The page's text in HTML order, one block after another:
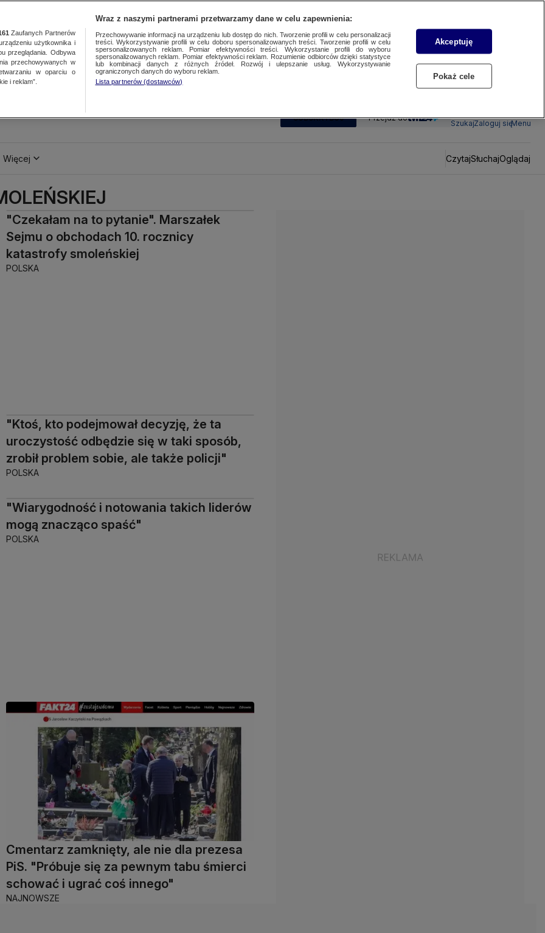
SUBSKRYBUJ Przejdź do
SzukajZaloguj sięMenu
Więcej CzytajSłuchajOglądaj
"Czekałam na to pytanie". Marszałek
Sejmu o obchodach 10. rocznicy
katastrofy smoleńskiej
POLSKA
"Ktoś, kto podejmował decyzję, że ta
uroczystość odbędzie się w taki sposób,
zrobił problem sobie, ale także policji"
POLSKA
"Wiarygodność i notowania takich liderów
mogą znacząco spaść"
POLSKA
Cmentarz zamknięty, ale nie dla prezesa
PiS. "Próbuje się za pewnym tabu śmierci
schować i ugrać coś innego"
NAJNOWSZE
Zaufanych Partnerów
użytkownika i
przeglądania. Odbywa
przechowywanych w
w oparciu o
i reklam”.
Wraz z naszymi partnerami przetwarzamy dane w celu zapewnienia:
Przechowywanie informacji na urządzeniu lub dostęp do nich. Tworzenie profili w celu personalizacji
treści. Wykorzystywanie profili w celu doboru spersonalizowanych treści. Tworzenie profili w celu
spersonalizowanych reklam. Pomiar efektywności treści. Wykorzystanie profili do wyboru
spersonalizowanych reklam. Pomiar efektywności reklam. Rozumienie odbiorców dzięki statystyce
lub kombinacji danych z różnych źródeł. Rozwój i ulepszanie usług. Wykorzystywanie
ograniczonych danych do wyboru reklam.
Lista partnerów (dostawców)
Akceptuję
Pokaż cele